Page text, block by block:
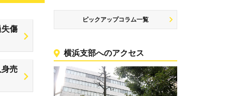
傷
売
ピックアップコラム一覧
横浜支部へのアクセス